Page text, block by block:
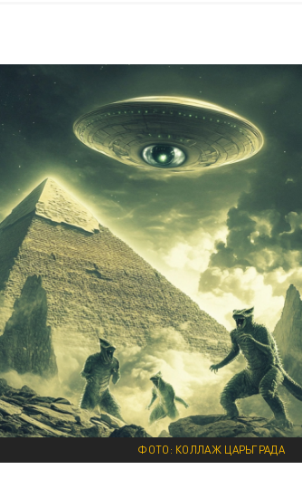
ФОТО: КОЛЛАЖ ЦАРЬГРАДА